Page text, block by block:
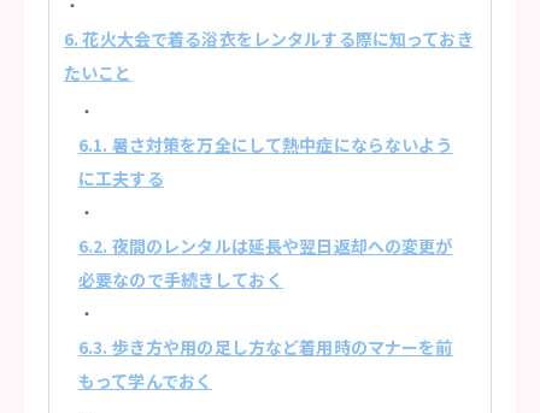
6. 花火大会で着る浴衣をレンタルする際に知っておき
たいこと
6.1. 暑さ対策を万全にして熱中症にならないよう
に工夫する
6.2. 夜間のレンタルは延長や翌日返却への変更が
必要なので手続きしておく
6.3. 歩き方や用の足し方など着用時のマナーを前
もって学んでおく